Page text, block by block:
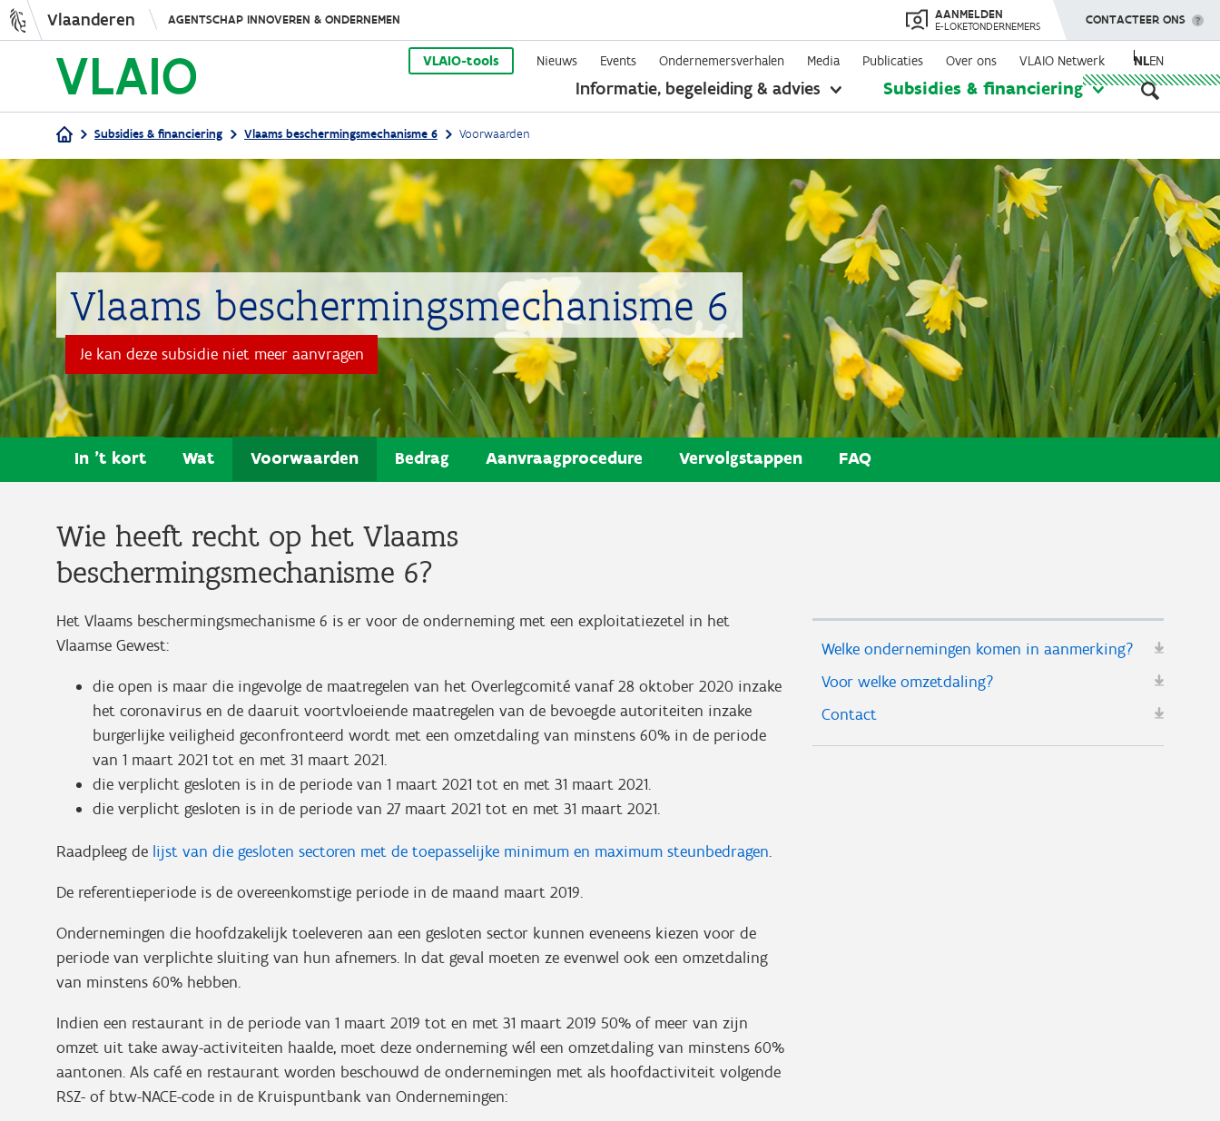
Overslaan
en
naar
de
gaan
Vlaanderen AGENTSCHAP INNOVEREN & ONDERNEMEN AANMELDEN
E-LOKETONDERNEMERS TOON MENU
CONTACTEER ONS
VLAIO-tools Nieuws Events Ondernemersverhalen Media Publicaties Over ons VLAIO Netwerk NLEN
Informatie, begeleiding & advies
toon
Subsidies & financiering
toon
Kruimelpad
Subsidies & financiering Vlaams beschermingsmechanisme 6 Voorwaarden
Vlaams beschermingsmechanisme 6
Je kan deze subsidie niet meer aanvragen
In 't kort Wat Voorwaarden Bedrag Aanvraagprocedure Vervolgstappen FAQ
Wie heeft recht op het Vlaams
beschermingsmechanisme 6?
Het Vlaams beschermingsmechanisme 6 is er voor de onderneming met een exploitatiezetel in het
Vlaamse Gewest:
die open is maar die ingevolge de maatregelen van het Overlegcomité vanaf 28 oktober 2020 inzake
het coronavirus en de daaruit voortvloeiende maatregelen van de bevoegde autoriteiten inzake
burgerlijke veiligheid geconfronteerd wordt met een omzetdaling van minstens 60% in de periode
van 1 maart 2021 tot en met 31 maart 2021.
die verplicht gesloten is in de periode van 1 maart 2021 tot en met 31 maart 2021.
die verplicht gesloten is in de periode van 27 maart 2021 tot en met 31 maart 2021.
Raadpleeg de lijst van die gesloten sectoren met de toepasselijke minimum en maximum steunbedragen.
De referentieperiode is de overeenkomstige periode in de maand maart 2019.
Ondernemingen die hoofdzakelijk toeleveren aan een gesloten sector kunnen eveneens kiezen voor de
periode van verplichte sluiting van hun afnemers. In dat geval moeten ze evenwel ook een omzetdaling
van minstens 60% hebben.
Indien een restaurant in de periode van 1 maart 2019 tot en met 31 maart 2019 50% of meer van zijn
omzet uit take away-activiteiten haalde, moet deze onderneming wél een omzetdaling van minstens 60%
aantonen. Als café en restaurant worden beschouwd de ondernemingen met als hoofdactiviteit volgende
RSZ- of btw-NACE-code in de Kruispuntbank van Ondernemingen:
Welke ondernemingen komen in aanmerking?
Voor welke omzetdaling?
Contact